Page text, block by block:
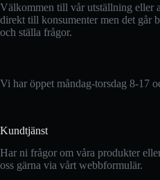
Välkommen till vår utställning eller
direkt till konsumenter men det går
och ställa frågor.
Vi har öppet måndag-torsdag 8-17
Kundtjänst
Har ni frågor om våra produkter
oss gärna via vårt webbformulär.